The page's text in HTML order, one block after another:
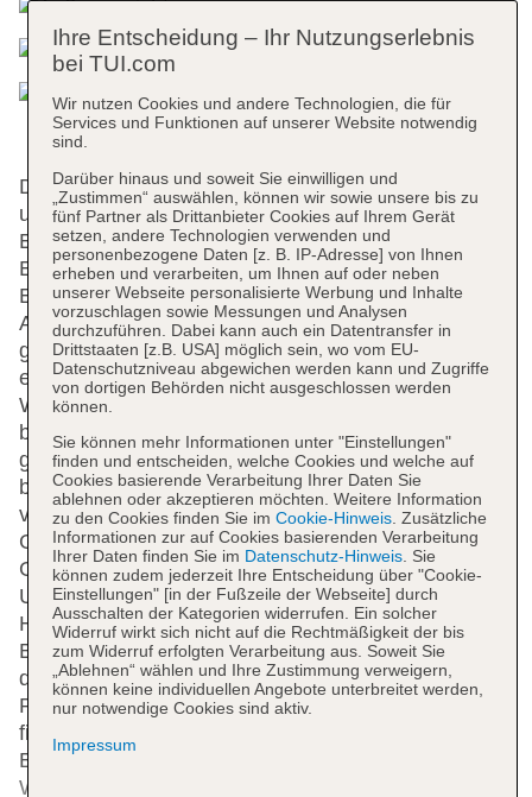
Die 20 Junior-Suiten, die 19 Studios, die 2 Einzel-
und die 184 Doppelzimmer verteilen sich auf 13
Etagen und sind über einen Aufzug erreichbar.
Englischsprachiges Personal an der Rezeption im
Empfangsbereich steht zur Seite beim Ein- und
Auschecken. Zu den Einrichtungen des Hotels
gehören eine Gepäckaufbewahrung, ein Safe und
eine Wechselstube. In der Unterbringung steht
WLAN gegen Gebühr zur Verfügung. Hilfestellung
bei der Buchung von Ausflügen wird am Tourdesk
geboten. Das Haus verfügt über eine Reihe von
behindertengerechten Annehmlichkeiten. Das Hotel
verfügt über rollstuhlgerechte Einrichtungen.
Geschäfte sind ebenfalls vorhanden. Ein schöner
Garten und ein Spielplatz gehören zum Gelände der
Unterbringung. Zu den weiteren Einrichtungen des
Hauses zählen ein TV-Raum und ein Spielzimmer.
Bei einer Anreise mit dem Auto können die Gäste
dieses in einer Garage (ohne Gebühr) oder auf dem
Parkplatz parken. Unter den weiteren Leistungen
finden sich eine Kinderbetreuung, medizinische
Betreuung, ein kostenpflichtiger Zimmerservice, ein
Weckdienst, ein Wäscheservice und ein Friseur.
Ihre Entscheidung – Ihr Nutzungserlebnis
bei TUI.com
Wir nutzen Cookies und andere Technologien, die für
Services und Funktionen auf unserer Website notwendig
sind.
Darüber hinaus und soweit Sie einwilligen und
„Zustimmen“ auswählen, können wir sowie unsere bis zu
fünf Partner als Drittanbieter Cookies auf Ihrem Gerät
setzen, andere Technologien verwenden und
personenbezogene Daten [z. B. IP-Adresse] von Ihnen
erheben und verarbeiten, um Ihnen auf oder neben
unserer Webseite personalisierte Werbung und Inhalte
vorzuschlagen sowie Messungen und Analysen
durchzuführen. Dabei kann auch ein Datentransfer in
Drittstaaten [z.B. USA] möglich sein, wo vom EU-
Datenschutzniveau abgewichen werden kann und Zugriffe
von dortigen Behörden nicht ausgeschlossen werden
können.
Sie können mehr Informationen unter "Einstellungen"
finden und entscheiden, welche Cookies und welche auf
Cookies basierende Verarbeitung Ihrer Daten Sie
ablehnen oder akzeptieren möchten. Weitere Information
zu den Cookies finden Sie im Cookie-Hinweis. Zusätzliche
Informationen zur auf Cookies basierenden Verarbeitung
Ihrer Daten finden Sie im Datenschutz-Hinweis. Sie
können zudem jederzeit Ihre Entscheidung über "Cookie-
Einstellungen" [in der Fußzeile der Webseite] durch
Ausschalten der Kategorien widerrufen. Ein solcher
Widerruf wirkt sich nicht auf die Rechtmäßigkeit der bis
zum Widerruf erfolgten Verarbeitung aus. Soweit Sie
„Ablehnen“ wählen und Ihre Zustimmung verweigern,
können keine individuellen Angebote unterbreitet werden,
nur notwendige Cookies sind aktiv.
Impressum